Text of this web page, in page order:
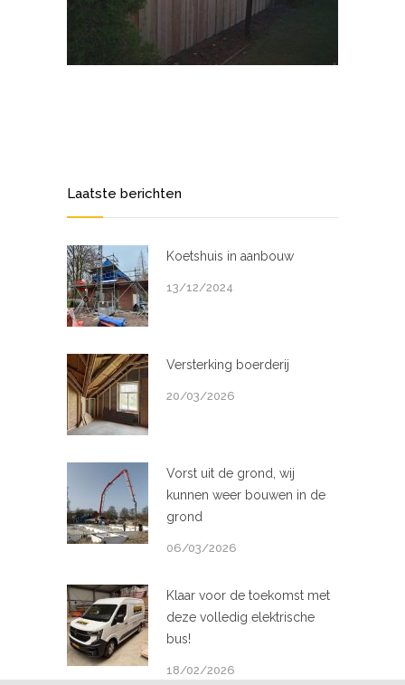
Laatste berichten
Koetshuis in aanbouw
13/12/2024
Versterking boerderij
20/03/2026
Vorst uit de grond, wij
kunnen weer bouwen in de
grond
06/03/2026
Klaar voor de toekomst met
deze volledig elektrische
bus!
18/02/2026